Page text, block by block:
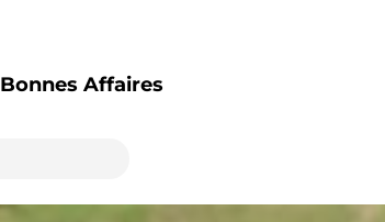
Bonnes Affaires